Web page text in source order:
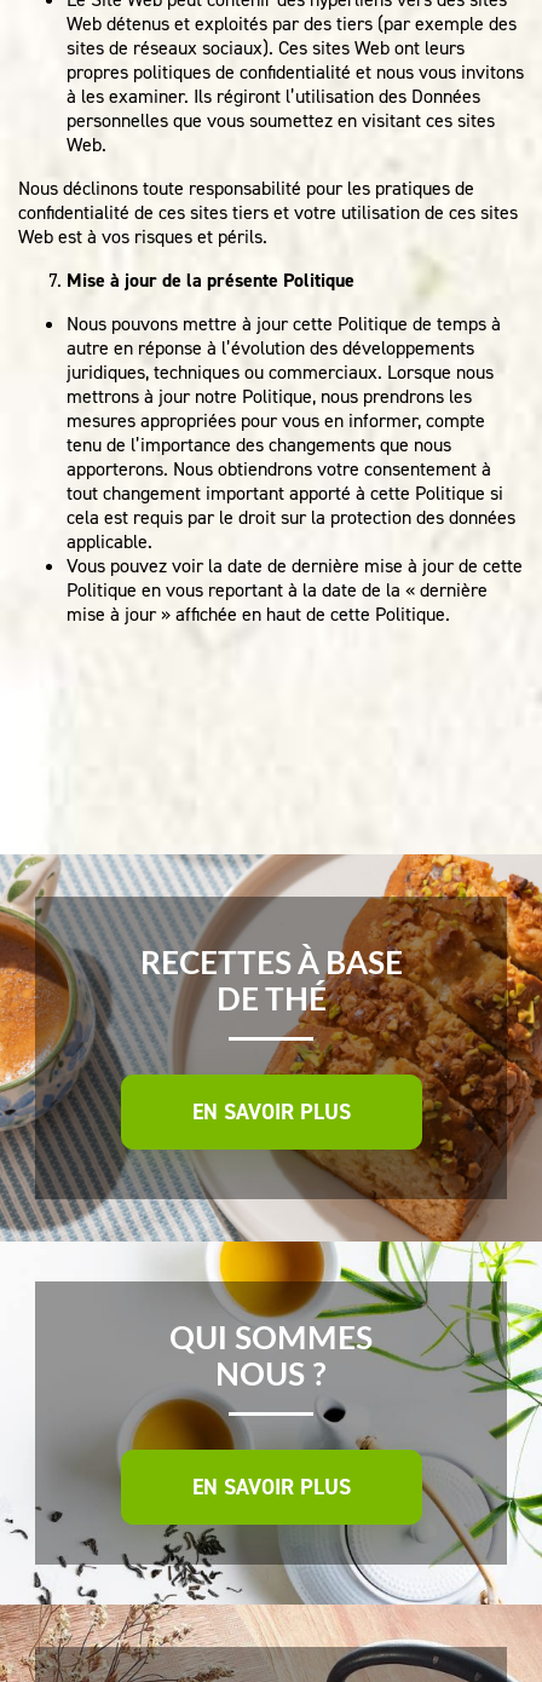
Web détenus et exploités par des tiers (par exemple des
sites de réseaux sociaux). Ces sites Web ont leurs
propres politiques de confidentialité et nous vous invitons
à les examiner. Ils régiront l’utilisation des Données
personnelles que vous soumettez en visitant ces sites
Web.
Nous déclinons toute responsabilité pour les pratiques de
confidentialité de ces sites tiers et votre utilisation de ces sites
Web est à vos risques et périls.
Mise à jour de la présente Politique
Nous pouvons mettre à jour cette Politique de temps à
autre en réponse à l’évolution des développements
juridiques, techniques ou commerciaux. Lorsque nous
mettrons à jour notre Politique, nous prendrons les
mesures appropriées pour vous en informer, compte
tenu de l’importance des changements que nous
apporterons. Nous obtiendrons votre consentement à
tout changement important apporté à cette Politique si
cela est requis par le droit sur la protection des données
applicable.
Vous pouvez voir la date de dernière mise à jour de cette
Politique en vous reportant à la date de la « dernière
mise à jour » affichée en haut de cette Politique.
RECETTES À BASE
DE THÉ
EN SAVOIR PLUS
QUI SOMMES
NOUS ?
EN SAVOIR PLUS